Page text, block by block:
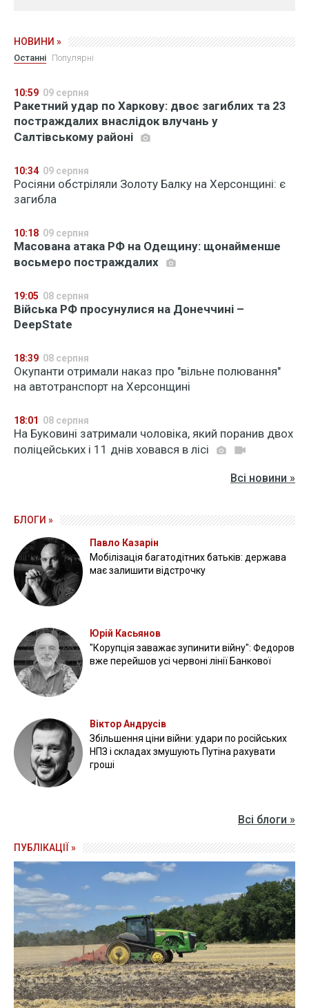
НОВИНИ »
Останні Популярні
10:59 09 серпня
Ракетний удар по Харкову: двоє загиблих та 23
постраждалих внаслідок влучань у
Салтівському районі
10:34 09 серпня
Росіяни обстріляли Золоту Балку на Херсонщині: є
загибла
10:18 09 серпня
Масована атака РФ на Одещину: щонайменше
восьмеро постраждалих
19:05 08 серпня
Війська РФ просунулися на Донеччині –
DeepState
18:39 08 серпня
Окупанти отримали наказ про "вільне полювання"
на автотранспорт на Херсонщині
18:01 08 серпня
На Буковині затримали чоловіка, який поранив двох
поліцейських і 11 днів ховався в лісі
Всі новини »
БЛОГИ »
Павло Казарін
Мобілізація багатодітних батьків: держава
має залишити відстрочку
Юрій Касьянов
"Корупція заважає зупинити війну": Федоров
вже перейшов усі червоні лінії Банкової
Віктор Андрусів
Збільшення ціни війни: удари по російських
НПЗ і складах змушують Путіна рахувати
гроші
Всі блоги »
ПУБЛІКАЦІЇ »